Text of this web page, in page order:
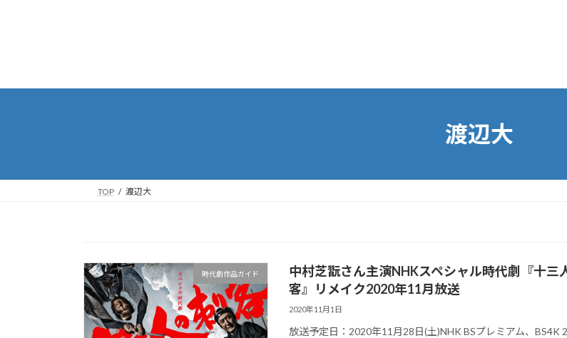
渡辺大
TOP 渡辺大
時代劇作品ガイド
中村芝翫さん主演NHKスペシャル時代劇『十三
客』リメイク2020年11月放送
2020年11月1日
放送予定日：2020年11月28日(土)NHK BSプレミアム、BS4K